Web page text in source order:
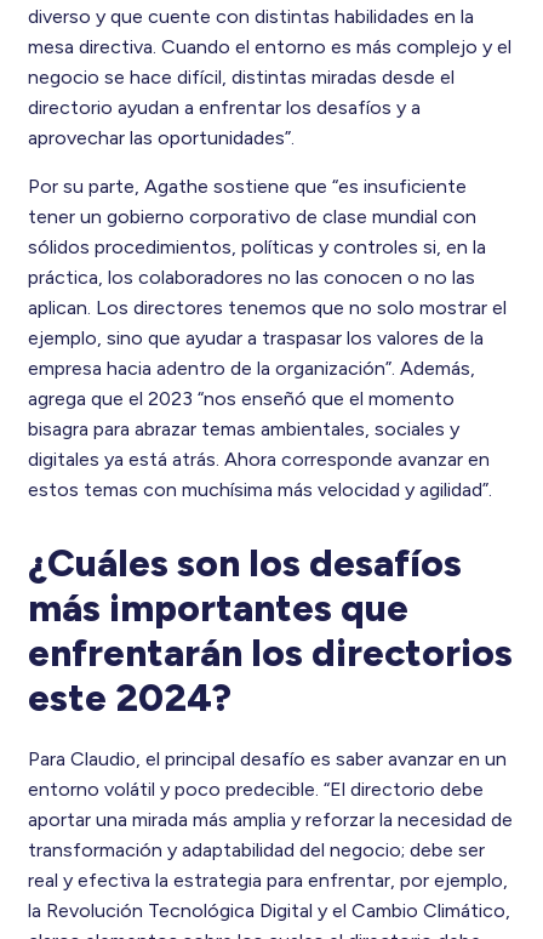
diverso y que cuente con distintas habilidades en la
mesa directiva. Cuando el entorno es más complejo y el
negocio se hace difícil, distintas miradas desde el
directorio ayudan a enfrentar los desafíos y a
aprovechar las oportunidades”.
Por su parte, Agathe sostiene que “es insuficiente
tener un gobierno corporativo de clase mundial con
sólidos procedimientos, políticas y controles si, en la
práctica, los colaboradores no las conocen o no las
aplican. Los directores tenemos que no solo mostrar el
ejemplo, sino que ayudar a traspasar los valores de la
empresa hacia adentro de la organización”. Además,
agrega que el 2023 “nos enseñó que el momento
bisagra para abrazar temas ambientales, sociales y
digitales ya está atrás. Ahora corresponde avanzar en
estos temas con muchísima más velocidad y agilidad”.
¿Cuáles son los desafíos
más importantes que
enfrentarán los directorios
este 2024?
Para Claudio, el principal desafío es saber avanzar en un
entorno volátil y poco predecible. “El directorio debe
aportar una mirada más amplia y reforzar la necesidad de
transformación y adaptabilidad del negocio; debe ser
real y efectiva la estrategia para enfrentar, por ejemplo,
la Revolución Tecnológica Digital y el Cambio Climático,